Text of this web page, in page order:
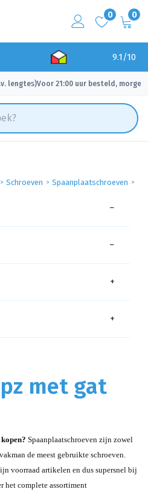
0 0
9.1/10
lengtes)
✓ Voor 21:00 uur besteld, morgen
Schroeven
Spaanplaatschroeven
met gat
Spaanplaatschroeven zijn zowel
de meest gebruikte schroeven.
voorraad artikelen en dus supersnel bij
het complete assortiment
−
−
+
+